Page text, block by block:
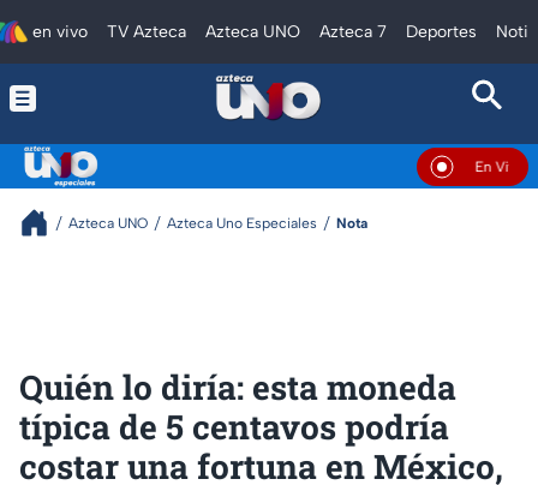
en vivo TV Azteca Azteca UNO Azteca 7 Deportes
En Vivo
Azteca UNO Azteca Uno Especiales Nota
Quién lo diría: esta moneda
típica de 5 centavos podría
costar una fortuna en México,